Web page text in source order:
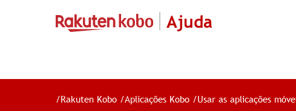
Ajuda
/Rakuten Kobo /Aplicações Kobo /Usar as aplicações